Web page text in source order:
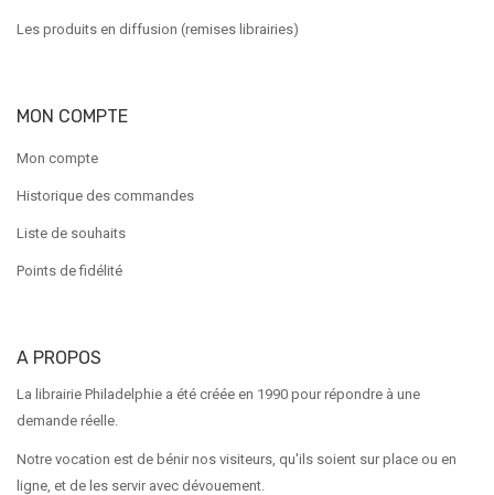
Les produits en diffusion (remises librairies)
MON COMPTE
Mon compte
Historique des commandes
Liste de souhaits
Points de fidélité
A PROPOS
La librairie Philadelphie a été créée en 1990 pour répondre à une
demande réelle.
Notre vocation est de bénir nos visiteurs, qu'ils soient sur place ou en
ligne, et de les servir avec dévouement.